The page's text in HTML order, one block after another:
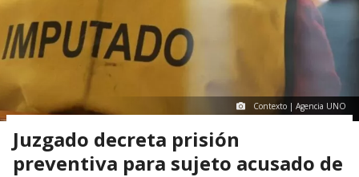
Contexto | Agencia UNO
Juzgado decreta prisión
preventiva para sujeto acusado de